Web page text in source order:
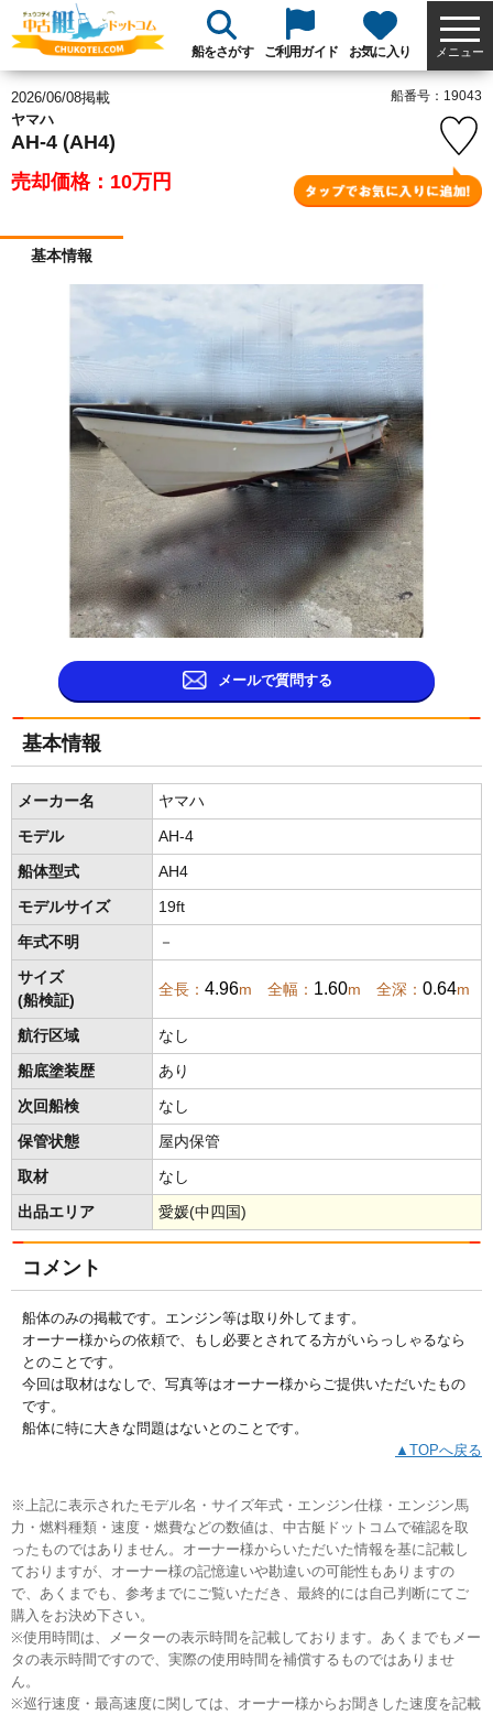
船をさがす ご利用ガイド お気に入り メニュー
2026/06/08掲載
ヤマハ
AH-4 (AH4)
売却価格：10万円
船番号：19043
基本情報
メールで質問する
基本情報
メーカー名 ヤマハ
モデル AH-4
船体型式 AH4
モデルサイズ 19ft
年式不明 －
サイズ
(船検証)
全長： 4.96m 全幅： 1.60m 全深： 0.64m
航行区域 なし
船底塗装歴 あり
次回船検 なし
保管状態 屋内保管
取材 なし
出品エリア 愛媛(中四国)
コメント
船体のみの掲載です。エンジン等は取り外してます。
オーナー様からの依頼で、もし必要とされてる方がいらっしゃるなら
とのことです。
今回は取材はなしで、写真等はオーナー様からご提供いただいたもの
です。
船体に特に大きな問題はないとのことです。
▲TOPへ戻る
※上記に表示されたモデル名・サイズ年式・エンジン仕様・エンジン馬
力・燃料種類・速度・燃費などの数値は、中古艇ドットコムで確認を取
ったものではありません。オーナー様からいただいた情報を基に記載し
ておりますが、オーナー様の記憶違いや勘違いの可能性もありますの
で、あくまでも、参考までにご覧いただき、最終的には自己判断にてご
購入をお決め下さい。
※使用時間は、メーターの表示時間を記載しております。あくまでもメー
タの表示時間ですので、実際の使用時間を補償するものではありませ
ん。
※巡行速度・最高速度に関しては、オーナー様からお聞きした速度を記載